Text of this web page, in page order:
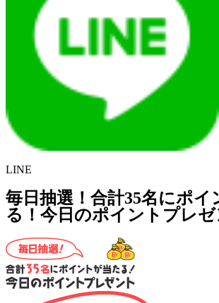
LINE
毎日抽選！合計35名にポイ
る！今日のポイントプレゼ